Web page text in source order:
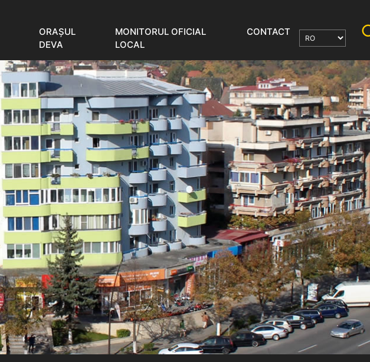
ORAŞUL
DEVA
MONITORUL OFICIAL
LOCAL
CONTACT